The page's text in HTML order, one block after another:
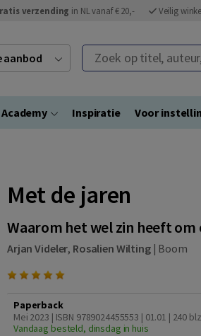
verzending in NL vanaf € 20,- Veilig
aanbod Zoek op titel, auteur,
Academy Inspiratie Voor
Met de jaren
Waarom het wel zin heeft
Arjan Videler, Rosalien Wilting| Boom
Paperback
Mei 2023 | ISBN 9789024455553 | 01.01 | 240
Vandaag besteld, dinsdag in huis